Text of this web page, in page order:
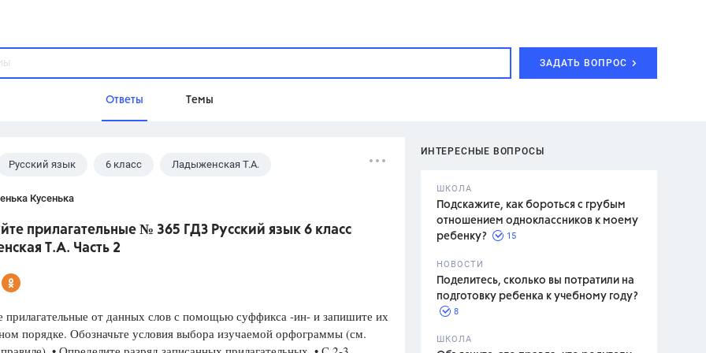
ЗАДАТЬ ВОПРОС
Ответы Темы
Домашнее задание
Школа
Разумовская М.М., Габриелян О.С.,
ИНТЕРЕСНЫЕ ВОПРОСЫ
ШКОЛА
Подскажите, как бороться с грубым
отношением одноклассников к моему
ребенку?
15
НОВОСТИ
Поделитесь, сколько вы потратили на
подготовку ребенка к учебному году?
8
ШКОЛА
Русский язык 6 класс Ладыженская Т.А.
Кусенька
прилагательные № 365 ГДЗ Русский язык 6 класс
Т.А. Часть 2
прилагательные от данных слов с помощью суффикса -ин- и запишите их
порядке. Обозначьте условия выбора изучаемой орфограммы (см.